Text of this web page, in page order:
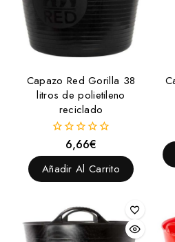
Capazo Red Gorilla 38
litros de polietileno
reciclado
fuera
de
5
6,66€
Añadir Al Carrito